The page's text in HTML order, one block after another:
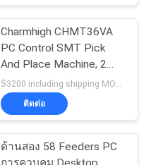
Charmhigh CHMT36VA
PC Control SMT Pick
And Place Machine, 2
กล้อง 0402 SOP QFN
ติดต่อ
ด้านสอง 58 Feeders PC